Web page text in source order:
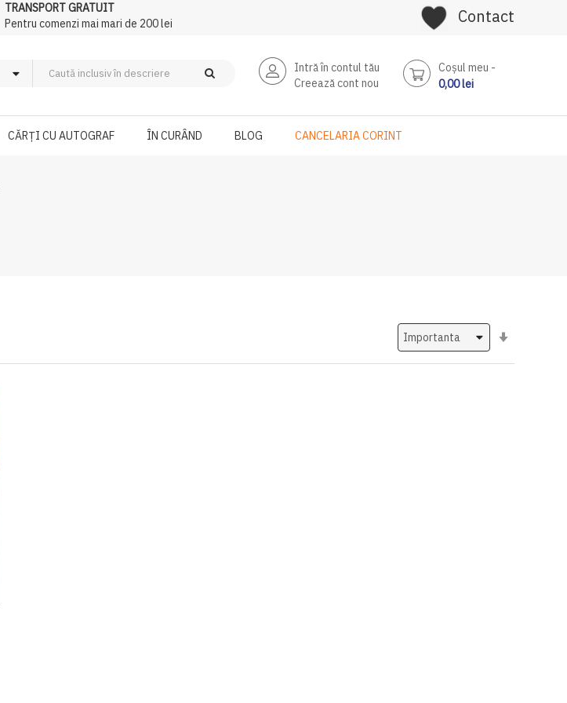
TRANSPORT GRATUIT
Pentru comenzi mai mari de 200 lei
Contact
Intră în contul tău
Creează cont nou
Coşul meu
0,00 lei
CĂRȚI CU AUTOGRAF ÎN CURÂND BLOG CANCELARIA CORINT